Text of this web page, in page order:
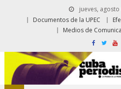
jueves, agosto
Documentos de la UPEC
Medios de